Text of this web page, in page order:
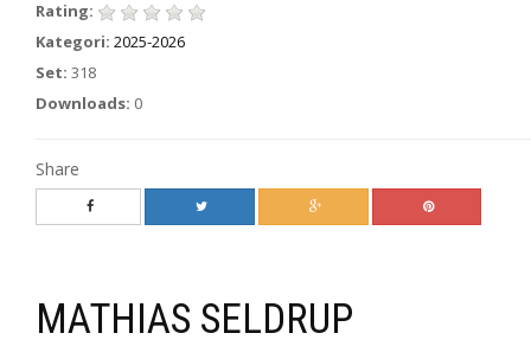
Rating:
Kategori: 2025-2026
Set: 318
Downloads: 0
Share
MATHIAS SELDRUP